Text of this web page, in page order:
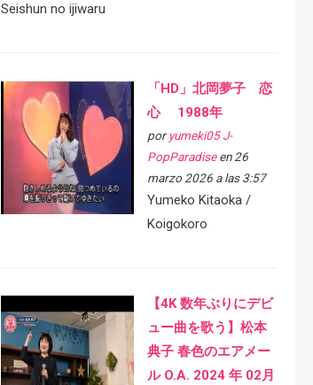
Seishun no ijiwaru
「HD」北岡夢子 恋
心 1988年
por yumeki05 J-
PopParadiseen 26
marzo 2026 a las 3:57
Yumeko Kitaoka /
Koigokoro
【4K 数年ぶりにデビ
ュー曲を歌う】松本
典子 春色のエアメー
ル O.A. 2024 年 02月